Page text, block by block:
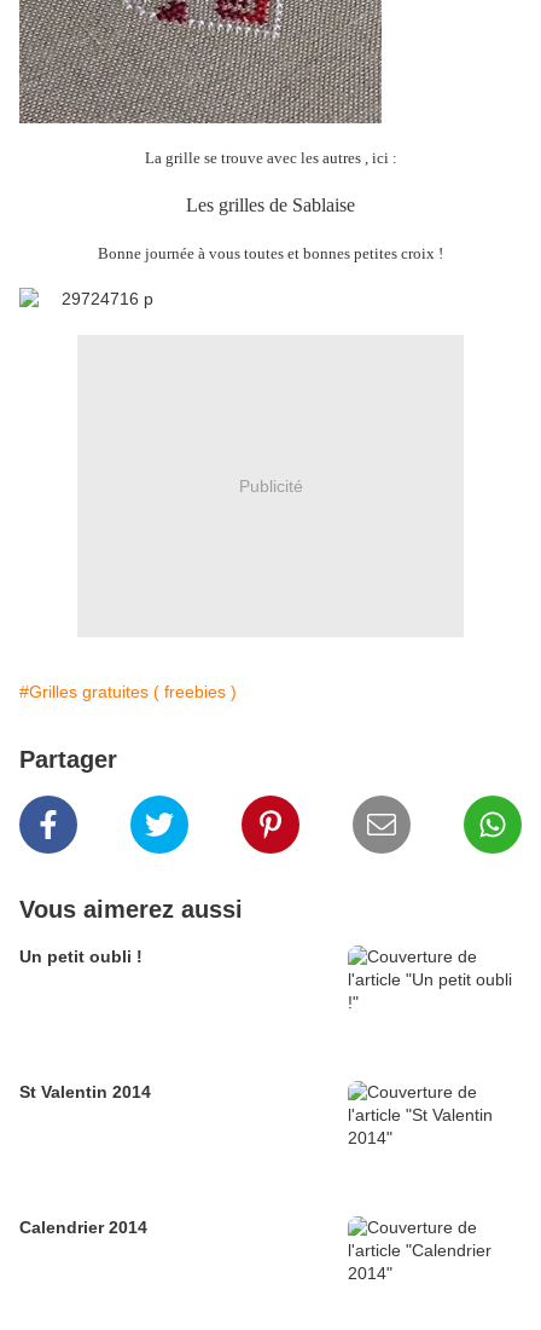
La grille se trouve avec les autres , ici :
Les grilles de Sablaise
Bonne journée à vous toutes et bonnes petites croix !
Publicité
#Grilles gratuites ( freebies )
Partager
Vous aimerez aussi
Un petit oubli !
St Valentin 2014
Calendrier 2014